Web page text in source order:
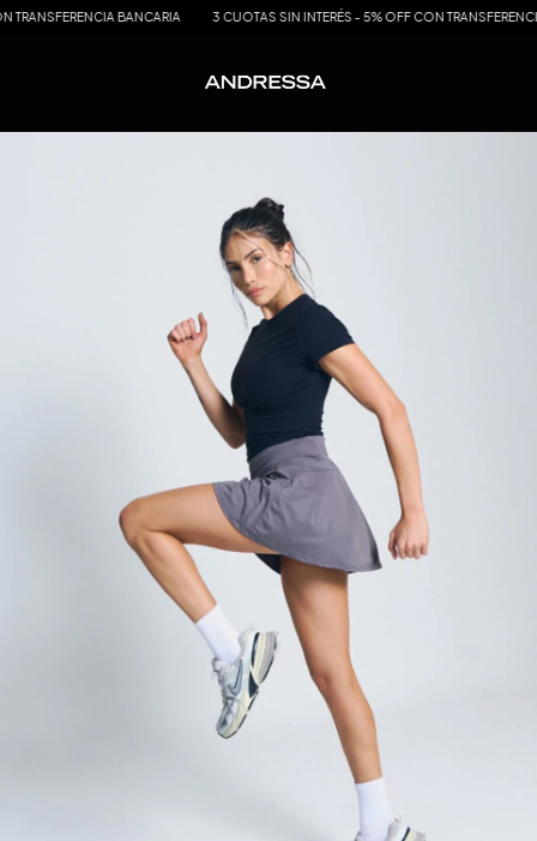
BANCARIA 3 CUOTAS SIN INTERÉS - 5% OFF CON TRANSFERENCIA